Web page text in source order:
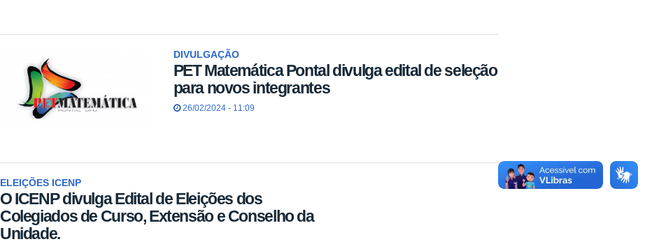
DIVULGAÇÃO
PET Matemática Pontal divulga edital de seleção
para novos integrantes
26/02/2024 - 11:09
ELEIÇÕES ICENP
O ICENP divulga Edital de Eleições dos
Colegiados de Curso, Extensão e Conselho da
Unidade.